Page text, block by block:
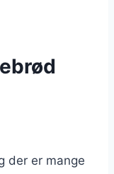
der er mange